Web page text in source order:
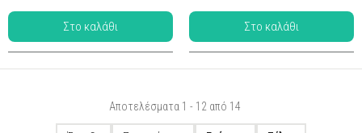
Αποτελέσματα 1 - 12 από 14